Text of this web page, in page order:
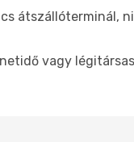
átszállóterminál,
vagy